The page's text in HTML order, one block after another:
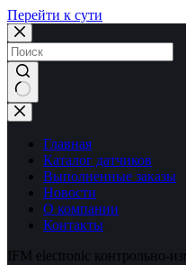
Перейти к сути
Ничего
не
найденоГлавная
Каталог датчиков
Выполненные заказы
Новости
О компании
Контакты
IFM electronic контрольно-